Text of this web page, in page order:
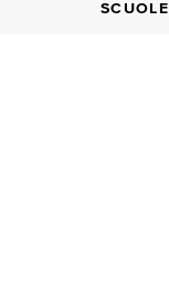
SCUOLE